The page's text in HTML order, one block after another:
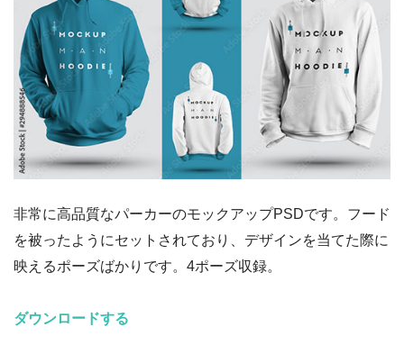
非常に高品質なパーカーのモックアップPSDです。フード
を被ったようにセットされており、デザインを当てた際に
映えるポーズばかりです。4ポーズ収録。
ダウンロードする